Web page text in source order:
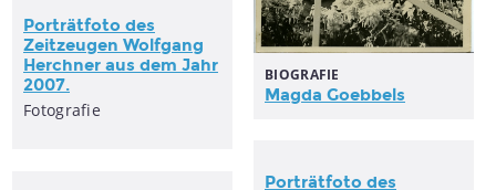
BIOGRAFIE
Magda Goebbels
Porträtfoto des
Zeitzeugen Wolfgang
Herchner aus dem Jahr
2007.
Fotografie
Porträtfoto des